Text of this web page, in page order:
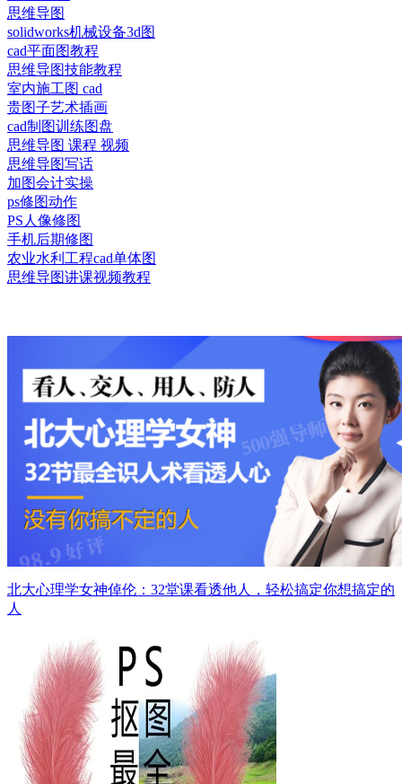
思维导图
solidworks机械设备3d图
cad平面图教程
思维导图技能教程
室内施工图 cad
贵图子艺术插画
cad制图训练图盘
思维导图 课程 视频
思维导图写话
加图会计实操
ps修图动作
PS人像修图
手机后期修图
农业水利工程cad单体图
思维导图讲课视频教程
北大心理学女神倬伦：32堂课看透他人，轻松搞定你想搞定的
人